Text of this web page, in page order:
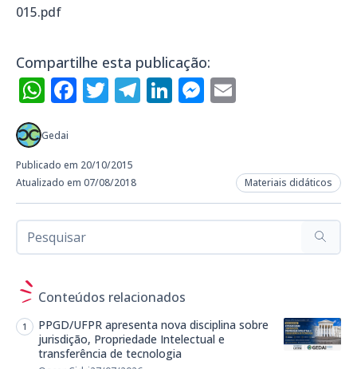
015.pdf
Compartilhe esta publicação:
WhatsApp
Facebook
Twitter
Telegram
LinkedIn
Messenger
Gedai
Publicado em 20/10/2015
Atualizado em 07/08/2018
Materiais didáticos
Conteúdos relacionados
PPGD/UFPR apresenta nova disciplina sobre
jurisdição, Propriedade Intelectual e
transferência de tecnologia